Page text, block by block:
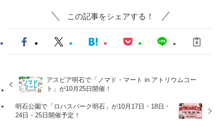
この記事をシェアする！
アスピア明石で「ノマド・マート in アトリウムコー
ト」が10月25日開催！
明石公園で「ロハスパーク明石」が10月17日・18日・
24日・25日開催予定！